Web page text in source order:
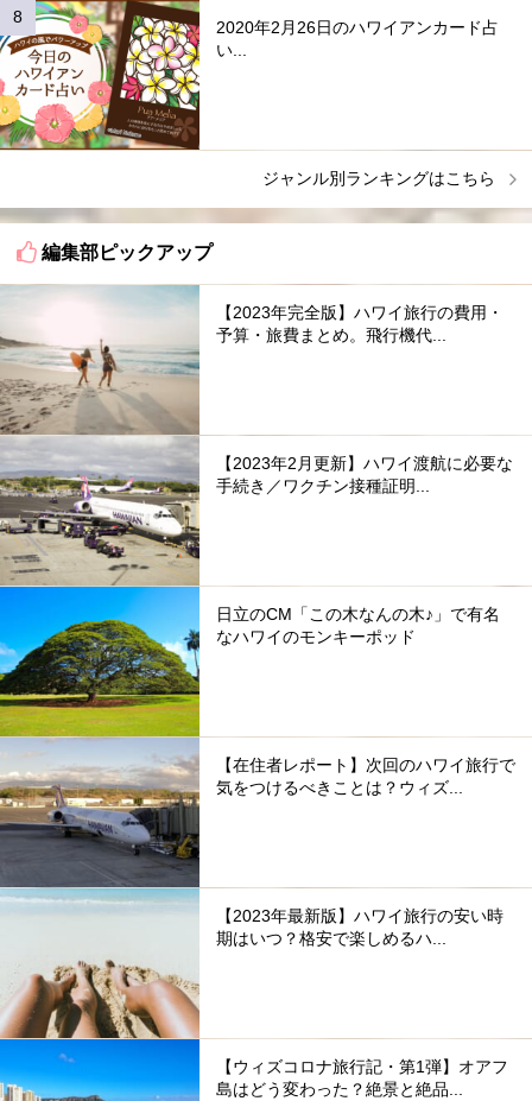
2020年2月26日のハワイアンカード占
い...
ジャンル別ランキングはこちら
編集部ピックアップ
【2023年完全版】ハワイ旅行の費用・
予算・旅費まとめ。飛行機代...
【2023年2月更新】ハワイ渡航に必要な
手続き／ワクチン接種証明...
日立のCM「この木なんの木♪」で有名
なハワイのモンキーポッド
【在住者レポート】次回のハワイ旅行で
気をつけるべきことは？ウィズ...
【2023年最新版】ハワイ旅行の安い時
期はいつ？格安で楽しめるハ...
【ウィズコロナ旅行記・第1弾】オアフ
島はどう変わった？絶景と絶品...